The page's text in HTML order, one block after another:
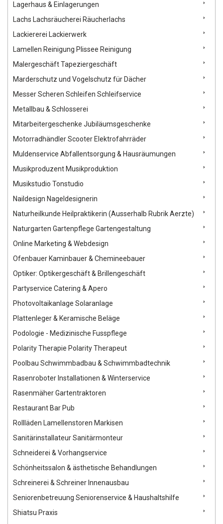
Lagerhaus & Einlagerungen
Lachs Lachsräucherei Räucherlachs
Lackiererei Lackierwerk
Lamellen Reinigung Plissee Reinigung
Malergeschäft Tapeziergeschäft
Marderschutz und Vogelschutz für Dächer
Messer Scheren Schleifen Schleifservice
Metallbau & Schlosserei
Mitarbeitergeschenke Jubiläumsgeschenke
Motorradhändler Scooter Elektrofahrräder
Muldenservice Abfallentsorgung & Hausräumungen
Musikproduzent Musikproduktion
Musikstudio Tonstudio
Naildesign Nageldesignerin
Naturheilkunde Heilpraktikerin (Ausserhalb Rubrik Aerzte)
Naturgarten Gartenpflege Gartengestaltung
Online Marketing & Webdesign
Ofenbauer Kaminbauer & Chemineebauer
Optiker: Optikergeschäft & Brillengeschäft
Partyservice Catering & Apero
Photovoltaikanlage Solaranlage
Plattenleger & Keramische Beläge
Podologie - Medizinische Fusspflege
Polarity Therapie Polarity Therapeut
Poolbau Schwimmbadbau & Schwimmbadtechnik
Rasenroboter Installationen & Winterservice
Rasenmäher Gartentraktoren
Restaurant Bar Pub
Rollläden Lamellenstoren Markisen
Sanitärinstallateur Sanitärmonteur
Schneiderei & Vorhangservice
Schönheitssalon & ästhetische Behandlungen
Schreinerei & Schreiner Innenausbau
Seniorenbetreuung Seniorenservice & Haushaltshilfe
Shiatsu Praxis